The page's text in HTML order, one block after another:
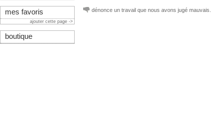
dénonce un travail que nous avons jugé mauvais.
mes favoris
ajouter cette page ->
boutique